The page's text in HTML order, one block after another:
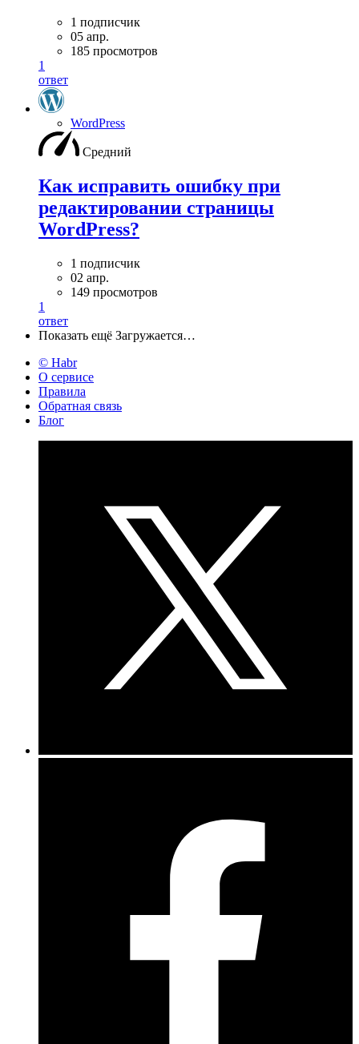
1 подписчик
05 апр.
185 просмотров
1
ответ
WordPress
Средний
Как исправить ошибку при
редактировании страницы
WordPress?
1 подписчик
02 апр.
149 просмотров
1
ответ
Показать ещё Загружается…
© Habr
О сервисе
Правила
Обратная связь
Блог